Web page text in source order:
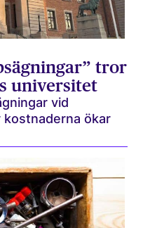
tror
universitet
vid
ökar